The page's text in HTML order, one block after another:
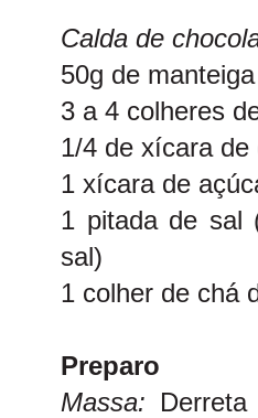
Calda de
50g de
3 a 4 colheres
1/4 de xícara de
1 xícara de
1 pitada de sal
sal)
1 colher de chá
Preparo
Massa: